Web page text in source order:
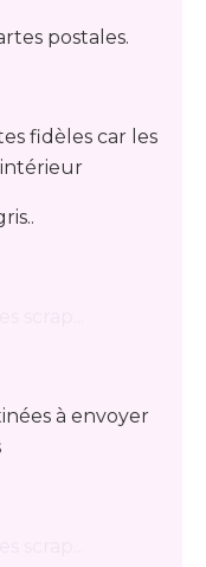
postales.
fidèles car les
à envoyer